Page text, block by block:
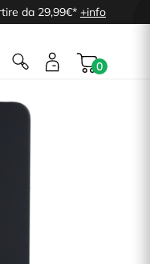
da 29,99€* +info
0